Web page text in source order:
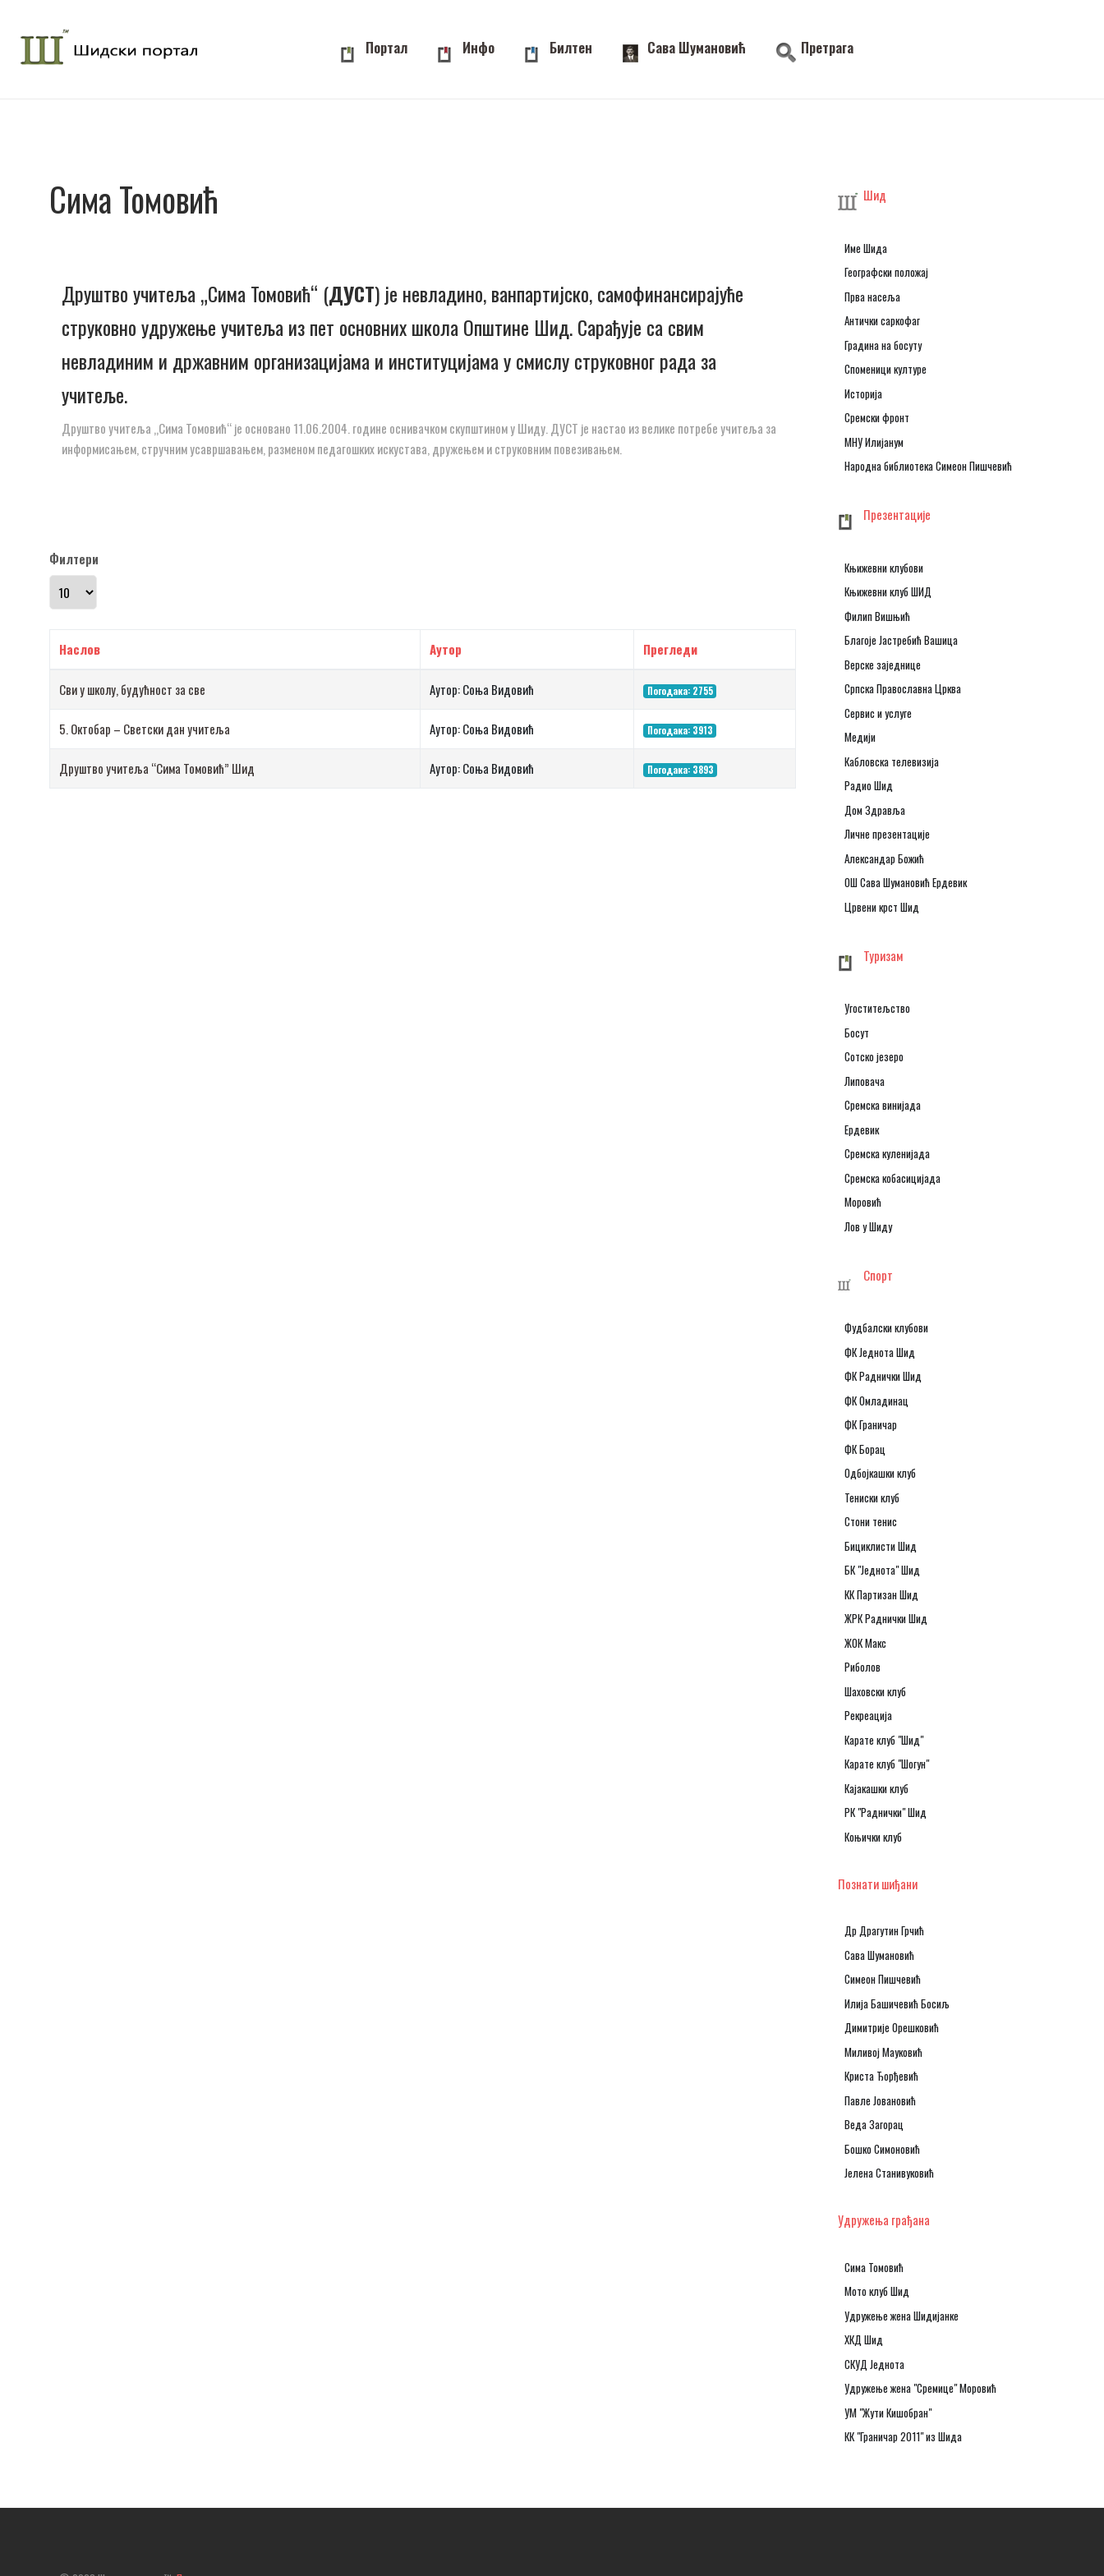
Портал Инфо Билтен Сава Шумановић Претрага
Сима Томовић
Друштво учитеља „Сима Томовић“ (ДУСТ) је невладино, ванпартијско, самофинансирајуће
струковно удружење учитеља из пет основних школа Општине Шид. Сарађује са свим
невладиним и државним организацијама и институцијама у смислу струковног рада за
учитеље.
Друштво учитеља „Сима Томовић“ је основано 11.06.2004. године оснивачком скупштином у Шиду. ДУСТ је настао из велике потребе учитеља за
информисањем, стручним усавршавањем, разменом педагошких искустава, дружењем и струковним повезивањем.
Филтери
Прикажи број
Наслов Аутор Прегледи
Сви у школу, будућност за све Аутор: Соња Видовић Погодака: 2755
5. Октобар – Светски дан учитеља Аутор: Соња Видовић Погодака: 3913
Друштво учитеља “Сима Томовић” Шид Аутор: Соња Видовић Погодака: 3893
Шид
Име Шида
Географски положај
Прва насеља
Антички саркофаг
Градина на босуту
Споменици културе
Историја
Сремски фронт
МНУ Илијанум
Народна библиотека Симеон Пишчевић
Презентације
Књижевни клубови
Књижевни клуб ШИД
Филип Вишњић
Благоје Јастребић Вашица
Верске заједнице
Српска Православна Црква
Сервис и услуге
Медији
Кабловска телевизија
Радио Шид
Дом Здравља
Личне презентације
Александар Божић
ОШ Сава Шумановић Ердевик
Црвени крст Шид
Туризам
Угоститељство
Босут
Сотско језеро
Липовача
Сремска винијада
Ердевик
Сремска куленијада
Сремска кобасицијада
Моровић
Лов у Шиду
Спорт
Фудбалски клубови
ФК Једнота Шид
ФК Раднички Шид
ФК Омладинац
ФК Граничар
ФК Борац
Одбојкашки клуб
Тениски клуб
Стони тенис
Бициклисти Шид
БК "Једнота" Шид
КК Партизан Шид
ЖРК Раднички Шид
ЖОК Макс
Риболов
Шаховски клуб
Рекреација
Карате клуб "Шид"
Карате клуб "Шогун"
Кајакашки клуб
РК "Раднички" Шид
Коњички клуб
Познати шиђани
Др Драгутин Грчић
Сава Шумановић
Симеон Пишчевић
Илија Башичевић Босиљ
Димитрије Орешковић
Миливој Мауковић
Криста Ђорђевић
Павле Јовановић
Веда Загорац
Бошко Симоновић
Јелена Станивуковић
Удружења грађана
Сима Томовић
Мото клуб Шид
Удружење жена Шидијанке
ХКД Шид
СКУД Једнота
Удружење жена "Сремице" Моровић
УМ "Жути Кишобран"
КК "Граничар 2011" из Шида